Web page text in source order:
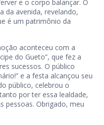
e o corpo balançar. O
da avenida, revelando,
é um patrimônio da
aconteceu com a
do Gueto”, que fez a
sucessos. O público
e a festa alcançou seu
público, celebrou o
por ter essa lealdade,
pessoas. Obrigado, meu